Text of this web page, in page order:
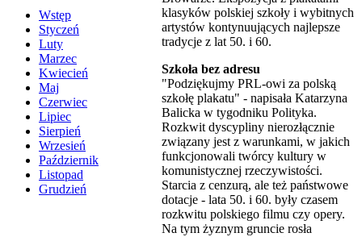
Wstęp
Styczeń
Luty
Marzec
Kwiecień
Maj
Czerwiec
Lipiec
Sierpień
Wrzesień
Październik
Listopad
Grudzień
klasyków polskiej szkoły i wybitnych
artystów kontynuujących najlepsze
tradycje z lat 50. i 60.
Szkoła bez adresu
"Podziękujmy PRL-owi za polską
szkołę plakatu" - napisała Katarzyna
Balicka w tygodniku Polityka.
Rozkwit dyscypliny nierozłącznie
związany jest z warunkami, w jakich
funkcjonowali twórcy kultury w
komunistycznej rzeczywistości.
Starcia z cenzurą, ale też państwowe
dotacje - lata 50. i 60. były czasem
rozkwitu polskiego filmu czy opery.
Na tym żyznym gruncie rosła